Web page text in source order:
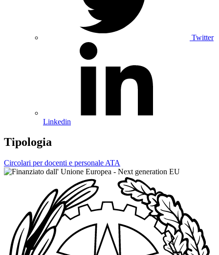
Twitter
Linkedin
Tipologia
Circolari per docenti e personale ATA